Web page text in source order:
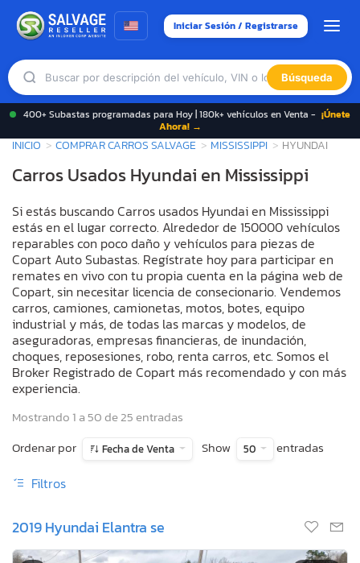
Iniciar Sesión / Registrarse
Búsqueda
400+ Subastas programadas para Hoy | 180k+ vehículos en Venta - ¡Únete
Ahora! →
INICIO COMPRAR CARROS SALVAGE MISSISSIPPI HYUNDAI
Carros Usados Hyundai en Mississippi
Si estás buscando Carros usados Hyundai en Mississippi
estás en el lugar correcto. Alrededor de 150000 vehículos
reparables con poco daño y vehículos para piezas de
Copart Auto Subastas. Regístrate hoy para participar en
remates en vivo con tu propia cuenta en la página web de
Copart, sin necesitar licencia de consecionario. Vendemos
carros, camiones, camionetas, motos, botes, equipo
industrial y más, de todas las marcas y modelos, de
aseguradoras, empresas financieras, de inundación,
choques, reposesiones, robo, renta carros, etc. Somos el
Broker Registrado de Copart más recomendado y con más
experiencia.
Mostrando 1 a 50 de 25 entradas
Ordenar por
Fecha de Venta Show 50 entradas
Filtros
2019 Hyundai Elantra se